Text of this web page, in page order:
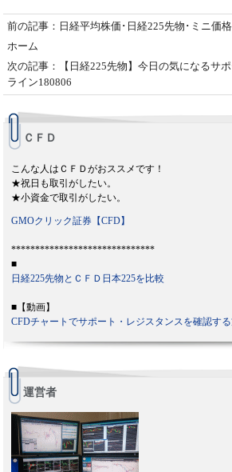
前の記事：日経平均株価･日経225先物･ミニ価
ホーム
次の記事：【日経225先物】今日の気になるサ
ライン180806
ＣＦＤ
こんな人はＣＦＤがおススメです！
★祝日も取引がしたい。
★小資金で取引がしたい。
GMOクリック証券【CFD】
******************************
■
日経225先物とＣＦＤ日本225を比較
■【動画】
CFDチャートでサポート・レジスタンスを確認す
運営者